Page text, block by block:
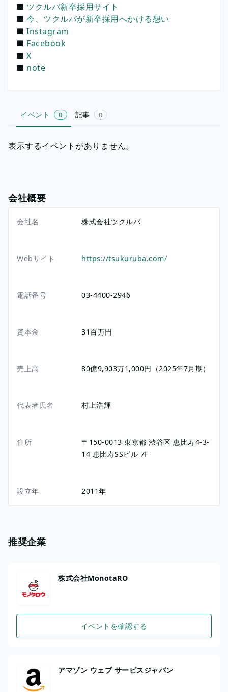
■ ツクルバ新卒採用サイト
■ 今、ツクルバが新卒採用へかける想い
■ Instagram
■ Facebook
■ X
■ note
イベント 0 記事 0
表示するイベントがありません。
会社概要
会社名 株式会社ツクルバ
Webサイト https://tsukuruba.com/
電話番号 03-4400-2946
資本金 31百万円
売上高 80億9,903万1,000円（2025年7月期）
代表者氏名 村上浩輝
住所 〒150-0013東京都渋谷区 恵比寿4-3-
14 恵比寿SSビル 7F
設立年 2011年
推奨企業
株式会社MonotaRO
イベントを確認する
アマゾン ウェブ サービスジャパン